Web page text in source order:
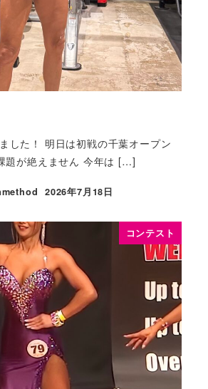
した！ 明日は初戦の千葉オープン
題が絶えません 今年は […]
2026年7月18日
コンテスト